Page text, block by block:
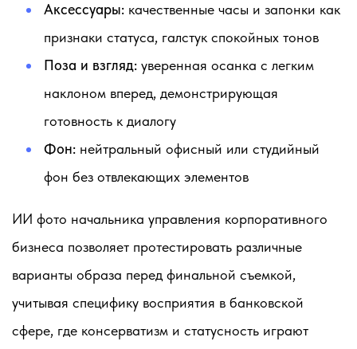
Аксессуары: качественные часы и запонки как
признаки статуса, галстук спокойных тонов
Поза и взгляд: уверенная осанка с легким
наклоном вперед, демонстрирующая
готовность к диалогу
Фон: нейтральный офисный или студийный
фон без отвлекающих элементов
ИИ фото начальника управления корпоративного
бизнеса позволяет протестировать различные
варианты образа перед финальной съемкой,
учитывая специфику восприятия в банковской
сфере, где консерватизм и статусность играют